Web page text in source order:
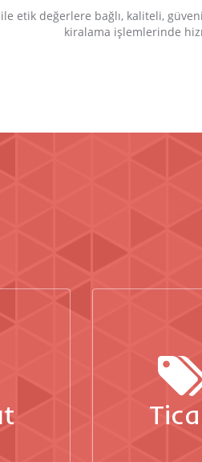
etik değerlere bağlı, kaliteli,
kiralama işlemlerinde